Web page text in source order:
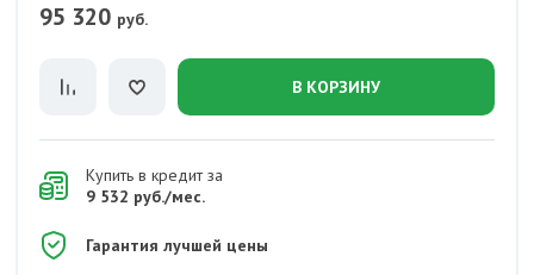
95 320 руб.
В КОРЗИНУ
Купить в кредит за
9 532 руб./мес.
Гарантия лучшей цены